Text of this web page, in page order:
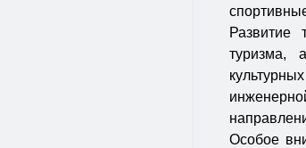
Развитие
туризма,
Особое